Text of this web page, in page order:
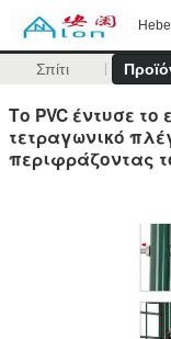
Σπίτι
Το PVC έντυσε
τετραγωνικό
περιφράζοντας